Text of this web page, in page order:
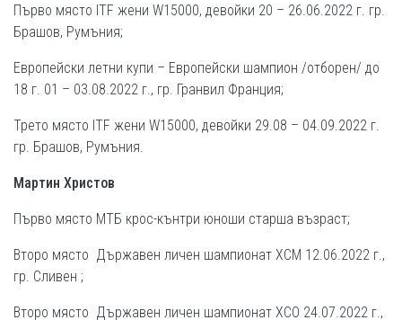
Първо място ITF жени W15000, девойки 20 – 26.06.2022 г. гр.
Брашов, Румъния;
Европейски летни купи – Европейски шампион /отборен/ до
18 г. 01 – 03.08.2022 г., гр. Гранвил Франция;
Трето място ITF жени W15000, девойки 29.08 – 04.09.2022 г.
гр. Брашов, Румъния.
Мартин Христов
Първо място МТБ крос-кънтри юноши старша възраст;
Второ място Държавен личен шампионат ХСМ 12.06.2022 г.,
гр. Сливен ;
Второ място Държавен личен шампионат ХСО 24.07.2022 г.,